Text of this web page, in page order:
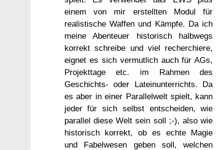
einem von mir erstellten Modul für
realistische Waffen und Kämpfe. Da ich
meine Abenteuer historisch halbwegs
korrekt schreibe und viel recherchiere,
eignet es sich vermutlich auch für AGs,
Projekttage etc. im Rahmen des
Geschichts- oder Lateinunterrichts. Da
es aber in einer Parallelwelt spielt, kann
jeder für sich selbst entscheiden, wie
parallel diese Welt sein soll ;-), also wie
historisch korrekt, ob es echte Magie
und Fabelwesen geben soll, welchen